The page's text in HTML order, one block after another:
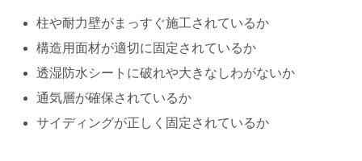
柱や耐力壁がまっすぐ施工されているか
構造用面材が適切に固定されているか
透湿防水シートに破れや大きなしわがないか
通気層が確保されているか
サイディングが正しく固定されているか